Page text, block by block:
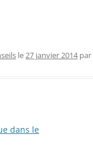
le27 janvier 2014 par
dans le